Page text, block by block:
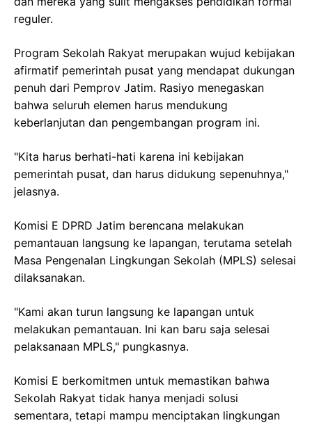
reguler.
Program Sekolah Rakyat merupakan wujud kebijakan
afirmatif pemerintah pusat yang mendapat dukungan
penuh dari Pemprov Jatim. Rasiyo menegaskan
bahwa seluruh elemen harus mendukung
keberlanjutan dan pengembangan program ini.
"Kita harus berhati-hati karena ini kebijakan
pemerintah pusat, dan harus didukung sepenuhnya,"
jelasnya.
Komisi E DPRD Jatim berencana melakukan
pemantauan langsung ke lapangan, terutama setelah
Masa Pengenalan Lingkungan Sekolah (MPLS) selesai
dilaksanakan.
"Kami akan turun langsung ke lapangan untuk
melakukan pemantauan. Ini kan baru saja selesai
pelaksanaan MPLS," pungkasnya.
Komisi E berkomitmen untuk memastikan bahwa
Sekolah Rakyat tidak hanya menjadi solusi
sementara, tetapi mampu menciptakan lingkungan